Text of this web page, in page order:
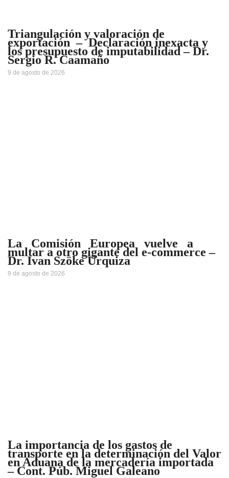
Triangulación y valoración de
exportación – Declaración inexacta y
los presupuesto de imputabilidad – Dr.
Sergio R. Caamaño
9 de agosto de 2026
La Comisión Europea vuelve a
multar a otro gigante del e-commerce –
Dr. Ivan Szöke Urquiza
9 de agosto de 2026
La importancia de los gastos de
transporte en la determinación del Valor
en Aduana de la mercadería importada
– Cont. Púb. Miguel Galeano